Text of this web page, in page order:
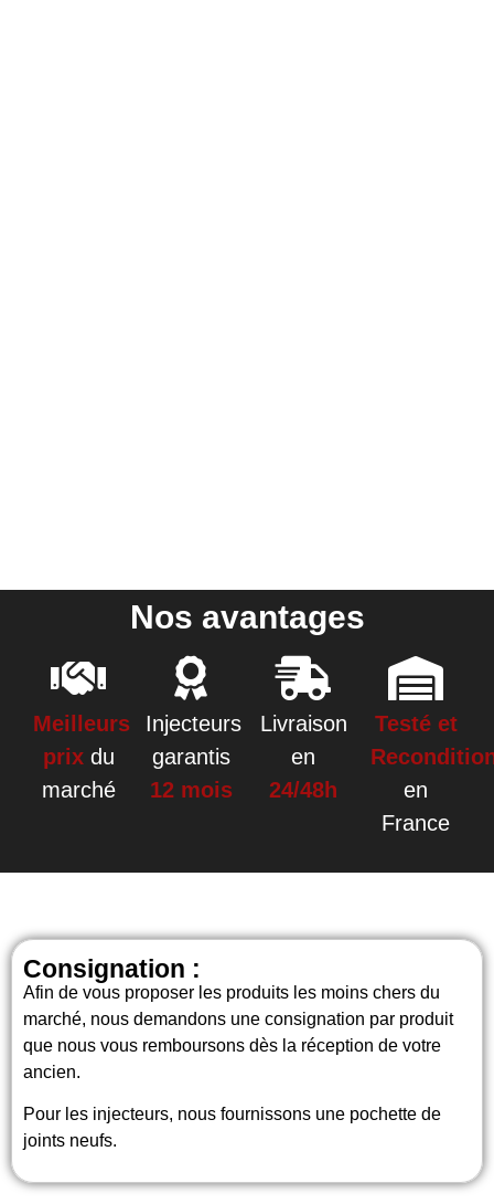
Nos avantages
Meilleurs
prixdu
marché
Injecteurs
garantis
12 mois
Livraison
en
24/48h
Testé et
en
France
Consignation :
Afin de vous proposer les produits les moins chers du
marché, nous demandons une consignation par produit
que nous vous remboursons dès la réception de votre
ancien.
Pour les injecteurs, nous fournissons une pochette de
joints neufs.